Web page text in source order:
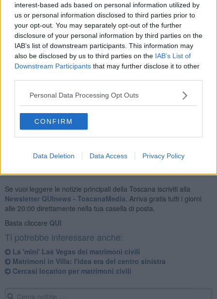
interest-based ads based on personal information utilized by
us or personal information disclosed to third parties prior to
your opt-out. You may separately opt-out of the further
disclosure of your personal information by third parties on the
IAB’s list of downstream participants. This information may
also be disclosed by us to third parties on the IAB’s List of
Downstream Participants that may further disclose it to other
Personal Data Processing Opt Outs
CONFIRM
Data Deletion Data Access Privacy Policy
VOLTERRA —Il Colle etrusco batte tutti sul tempo e sarà il primo a
celebrare, nella provincia di Pisa,l'unione di due uomini
civile. Unacerimoniagià fissata perfine settembresulla quale si
tacciono i particolari per ovvie questioni di riservatezza. Pare che
uno dei futuri coniugi
risieda proprio in provincia di Pisa.
Nomi top secret, tuttavia, per la coppia chesegnerà la storiadel
livello nazionale.
Se vuoi leggere le notizie principali della Toscana iscriviti alla
Newsletter QUInews - ToscanaMedia. Arriva gratis tutti i giorni
alle 20:00 direttamente nella tua casella di posta.
Basta cliccare QUI
Ti potrebbe interessare anche:
La 'mini' Las Vegas dei matrimoni civili
Matrimoni in Villa: l'idea era del centro sinistra
Cercasi location per matrimoni civili